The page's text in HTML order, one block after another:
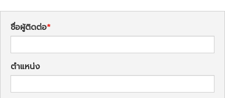
ชื่อผู้ติดต่อ
ตำแหน่ง